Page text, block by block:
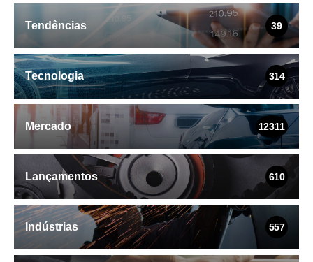
Tendências 39
Tecnologia 314
Mercado 12311
Lançamentos 610
Indústrias 557